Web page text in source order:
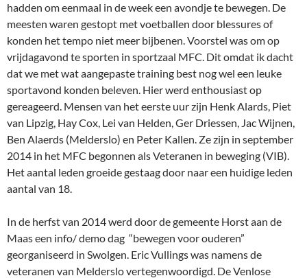
hadden om eenmaal in de week een avondje te bewegen. De
meesten waren gestopt met voetballen door blessures of
konden het tempo niet meer bijbenen. Voorstel was om op
vrijdagavond te sporten in sportzaal MFC. Dit omdat ik dacht
dat we met wat aangepaste training best nog wel een leuke
sportavond konden beleven. Hier werd enthousiast op
gereageerd. Mensen van het eerste uur zijn Henk Alards, Piet
van Lipzig, Hay Cox, Lei van Helden, Ger Driessen, Jac Wijnen,
Ben Alaerds (Melderslo) en Peter Kallen. Ze zijn in september
2014 in het MFC begonnen als Veteranen in beweging (VIB).
Het aantal leden groeide gestaag door naar een huidige leden
aantal van 18.
In de herfst van 2014 werd door de gemeente Horst aan de
Maas een info/ demo dag “bewegen voor ouderen”
georganiseerd in Swolgen. Eric Vullings was namens de
veteranen van Melderslo vertegenwoordigd. De Venlose